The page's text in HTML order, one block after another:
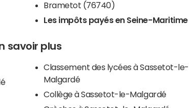
Brametot (76740)
Les impôts payés en Seine-Maritime
savoir plus
Classement des lycées à Sassetot-le-
Malgardé
Collège à Sassetot-le-Malgardé